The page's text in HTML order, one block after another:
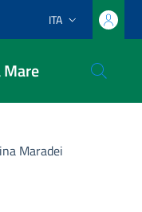
Lingua attiva:
ITA
Mare
Maradei